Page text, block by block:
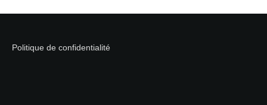
Politique de confidentialité